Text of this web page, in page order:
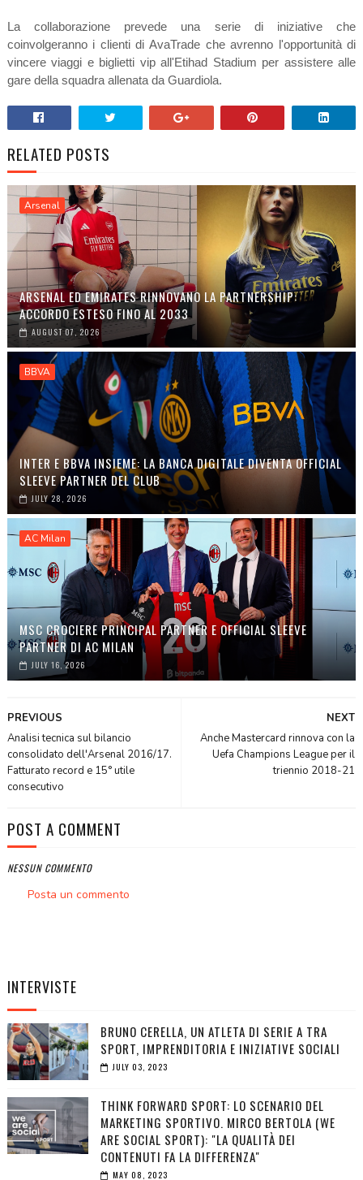
La collaborazione prevede una serie di iniziative che
coinvolgeranno i clienti di AvaTrade che avrenno l'opportunità di
vincere viaggi e biglietti vip all'Etihad Stadium per assistere alle
gare della squadra allenata da Guardiola.
RELATED POSTS
Arsenal
ARSENAL ED EMIRATES RINNOVANO LA PARTNERSHIP:
ACCORDO ESTESO FINO AL 2033
AUGUST 07, 2026
BBVA
INTER E BBVA INSIEME: LA BANCA DIGITALE DIVENTA OFFICIAL
SLEEVE PARTNER DEL CLUB
JULY 28, 2026
AC Milan
MSC CROCIERE PRINCIPAL PARTNER E OFFICIAL SLEEVE
PARTNER DI AC MILAN
JULY 16, 2026
NEXT
Anche Mastercard rinnova con la
Uefa Champions League per il
triennio 2018-21
PREVIOUS
Analisi tecnica sul bilancio
consolidato dell'Arsenal 2016/17.
Fatturato record e 15° utile
consecutivo
POST A COMMENT
NESSUN COMMENTO
Posta un commento
INTERVISTE
BRUNO CERELLA, UN ATLETA DI SERIE A TRA
SPORT, IMPRENDITORIA E INIZIATIVE SOCIALI
JULY 03, 2023
THINK FORWARD SPORT: LO SCENARIO DEL
MARKETING SPORTIVO. MIRCO BERTOLA (WE
ARE SOCIAL SPORT): "LA QUALITÀ DEI
CONTENUTI FA LA DIFFERENZA"
MAY 08, 2023